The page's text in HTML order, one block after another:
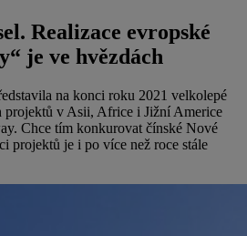
Realizace evropské
je ve hvězdách
na konci roku 2021 velkolepé
projektů v Asii, Africe i Jižní Americe
Chce tím konkurovat čínské Nové
projektů je i po více než roce stále